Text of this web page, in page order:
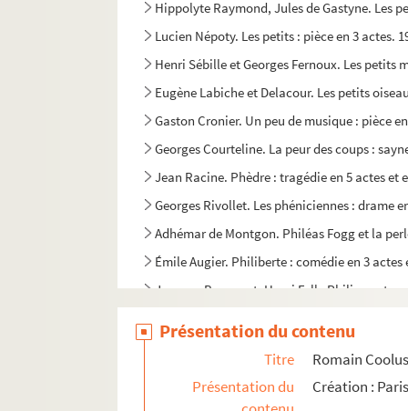
Hippolyte Raymond, Jules de Gastyne. Les
Lucien Népoty. Les petits : pièce en 3 actes.
Henri Sébille et Georges Fernoux. Les petits
Eugène Labiche et Delacour. Les petits
Gaston Cronier. Un peu de musique : pièce
Georges Courteline. La peur des coups :
Jean Racine. Phèdre : tragédie en 5 actes et
Georges Rivollet. Les phéniciennes : drame
Adhémar de Montgon. Philéas Fogg et la
Émile Augier. Philiberte : comédie en 3 actes
Jacques Bousquet, Henri Falk. Phili : conte
Robert Thomas. Piège pour un homme seul
Présentation du contenu
Titre
Romain
Présentation du
Création :